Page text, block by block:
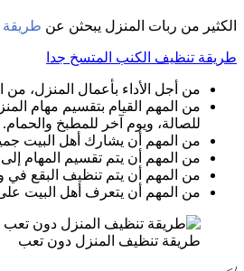
الكثير من ربات المنزل يبحثن عن
طريقة تنظيف الكنب المتسخ جدا
من أجل الأداء بأعمال المنزل، من
من المهم القيام بتقسيم مهام
للصالة، ويوم آخر للمطبخ والحمام.
من المهم أن يشارك أهل البيت
من المهم أن يتم تقسيم المهام
من المهم أن يتم تنظيف البقع في
من المهم أن يتعرف أهل البيت
طريقة تنظيف المنزل دون تعب